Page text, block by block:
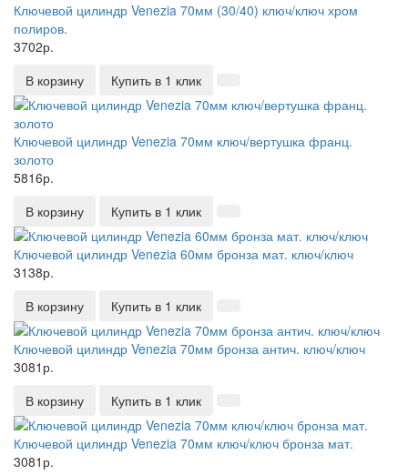
Ключевой цилиндр Venezia 70мм (30/40) ключ/ключ хром
полиров.
3702р.
В корзину
Купить в 1 клик
Ключевой цилиндр Venezia 70мм ключ/вертушка франц.
золото
5816р.
В корзину
Купить в 1 клик
Ключевой цилиндр Venezia 60мм бронза мат. ключ/ключ
3138р.
В корзину
Купить в 1 клик
Ключевой цилиндр Venezia 70мм бронза антич. ключ/ключ
3081р.
В корзину
Купить в 1 клик
Ключевой цилиндр Venezia 70мм ключ/ключ бронза мат.
3081р.